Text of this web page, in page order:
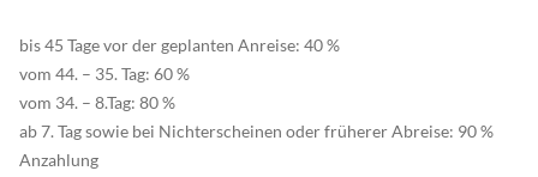
bis 45 Tage vor der geplanten Anreise: 40 %
vom 44. – 35. Tag: 60 %
vom 34. – 8.Tag: 80 %
ab 7. Tag sowie bei Nichterscheinen oder früherer Abreise: 90 %
Anzahlung